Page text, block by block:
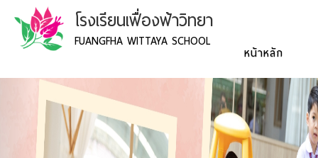
โรงเรียนเฟื่องฟ้าวิทยา
FUANGFHA WITTAYA SCHOOL
หน้าหลัก